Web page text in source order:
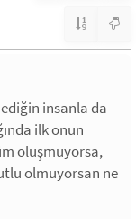
insanla da
ilk onun
oluşmuyorsa,
olmuyorsan ne